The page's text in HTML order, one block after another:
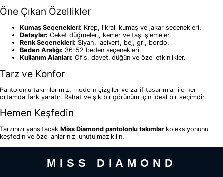
Öne Çıkan Özellikler
Kumaş Seçenekleri: Krep, likralı kumaş ve jakar seçenekleri.
Detaylar: Ceket düğmeleri, kemer ve taş işlemeler.
Renk Seçenekleri: Siyah, lacivert, bej, gri, bordo.
Beden Aralığı: 36-52 beden seçenekleri.
Kullanım Alanları: Ofis, davet, düğün ve özel etkinlikler.
Tarz ve Konfor
Pantolonlu takımlarımız, modern çizgiler ve zarif tasarımlar ile her
ortamda fark yaratır. Rahat ve şık bir görünüm için ideal bir seçimdir.
Hemen Keşfedin
Tarzınızı yansıtacak Miss Diamond pantolonlu takımlar koleksiyonunu
keşfedin ve özel anlarınızı unutulmaz kılın.
MISS DIAMOND